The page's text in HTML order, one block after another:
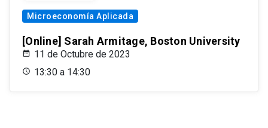
Microeconomía Aplicada
[Online] Sarah Armitage, Boston University
11 de Octubre de 2023
13:30 a 14:30